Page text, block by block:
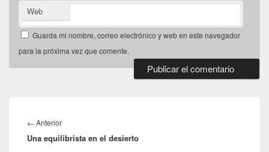
Web
Guarda mi nombre, correo electrónico y web en este navegador
para la próxima vez que comente.
de
entradas
← AnteriorEntrada
anterior:
Una equilibrista en el desierto